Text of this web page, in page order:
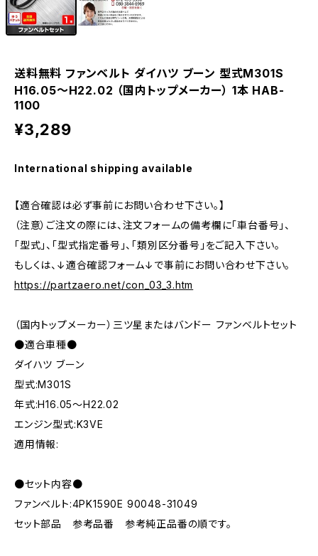
送料無料 ファンベルト ダイハツ ブーン 型式M301S
H16.05～H22.02 （国内トップメーカー） 1本 HAB-
1100
¥3,289
International shipping available
【適合確認は必ず事前にお問い合わせ下さい。】
（注意）ご注文の際には、注文フォームの備考欄に「車台番号」、
「型式」、「型式指定番号」、「類別区分番号」をご記入下さい。
もしくは、↓適合確認フォーム↓で事前にお問い合わせ下さい。
https://partzaero.net/con_03_3.htm
（国内トップメーカー）三ツ星またはバンドー ファンベルトセット
●適合車種●
ダイハツ ブーン
型式:M301S
年式:H16.05～H22.02
エンジン型式:K3VE
適用情報:
●セット内容●
ファンベルト:4PK1590E 90048-31049
セット部品 参考品番 参考純正品番の順です。